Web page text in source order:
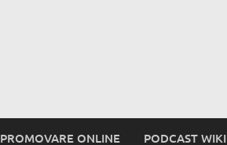
PROMOVARE ONLINE PODCAST WIKI